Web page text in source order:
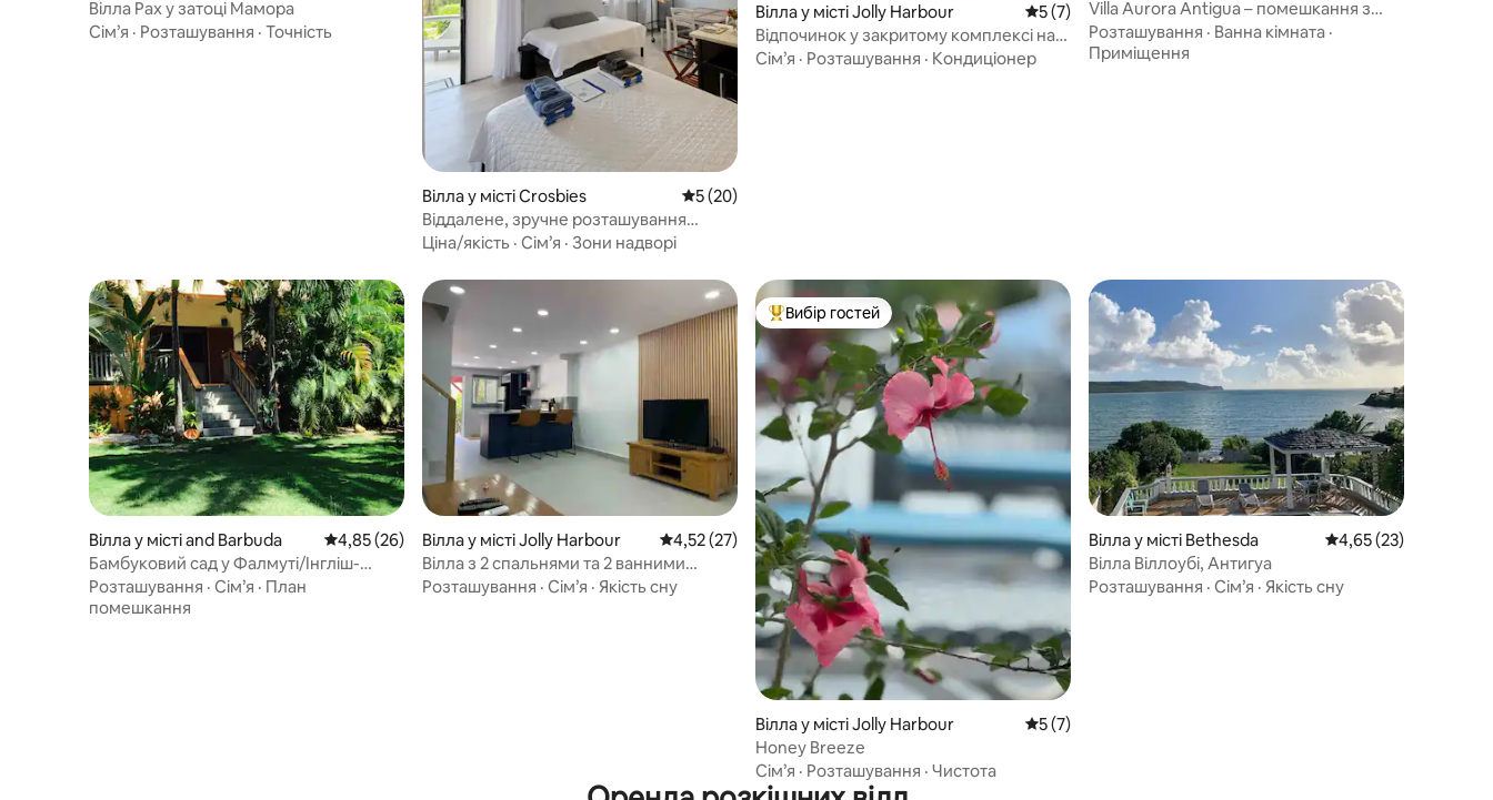
Вілла Pax у затоці Мамора
Сім’я · Розташування · Точність
Вілла у місті Crosbies Середня оцінка: 5 з 5, відгуки: 20
5 (20)
Віддалене, зручне розташування
(LaBelleVue)
Ціна/якість · Сім’я · Зони надворі
Вілла у місті Jolly Harbour Середня оцінка: 5 з 5, відгуки: 7
5 (7)
Відпочинок у закритому комплексі на
березі води з приголомшливими
Сім’я · Розташування · Кондиціонер
Villa Aurora Antigua – помешкання з
3 спальнями та 2 ванними кімнатами
Розташування · Ванна кімната ·
Приміщення
Вілла у місті and Barbuda Середня оцінка: 4,85 з 5, відгуки: 26
4,85 (26)
Бамбуковий сад у Фалмуті/Інгліш-
Гарбор
Розташування · Сім’я · План
помешкання
Вілла у місті Jolly Harbour Середня оцінка: 4,52 з 5, відгуки: 27
4,52 (27)
Вілла з 2 спальнями та 2 ванними
кімнатами в Джоллі-Гарбор
Розташування · Сім’я · Якість сну
Топ вибір гостей
Вибір гостей
Вілла у місті Jolly Harbour Середня оцінка: 5 з 5, відгуки: 7
5 (7)
Honey Breeze
Сім’я · Розташування · Чистота
Вілла у місті Bethesda Середня оцінка: 4,65
4,65 (23)
Вілла Віллоубі, Антигуа
Розташування · Сім’я · Якість сну